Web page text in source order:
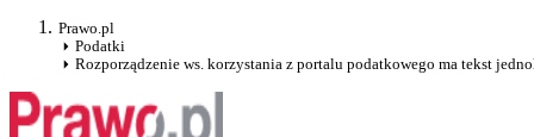
Prawo.pl
Podatki
Rozporządzenie ws. korzystania z portalu podatkowego ma tekst